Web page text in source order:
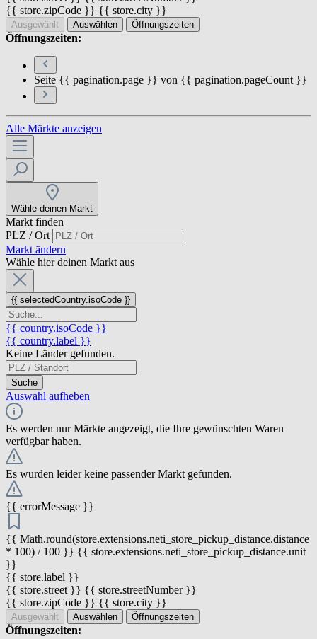
{{ store.zipCode }} {{ store.city }}
Ausgewählt Auswählen Öffnungszeiten
Öffnungszeiten:
Seite {{ pagination.page }} von {{ pagination.pageCount }}
Alle Märkte anzeigen
Wähle deinen Markt
Markt finden
PLZ / Ort
Markt ändern
Wähle hier deinen Markt aus
{{ selectedCountry.isoCode }}
{{ country.isoCode }}
{{ country.label }}
Keine Länder gefunden.
Suche
Auswahl aufheben
Es werden nur Märkte angezeigt, die Ihre gewünschten Waren
verfügbar haben.
Es wurden leider keine passender Markt gefunden.
{{ errorMessage }}
{{ Math.round(store.extensions.neti_store_pickup_distance.distance
* 100) / 100 }} {{ store.extensions.neti_store_pickup_distance.unit
}}
{{ store.label }}
{{ store.street }} {{ store.streetNumber }}
{{ store.zipCode }} {{ store.city }}
Ausgewählt Auswählen Öffnungszeiten
Öffnungszeiten: